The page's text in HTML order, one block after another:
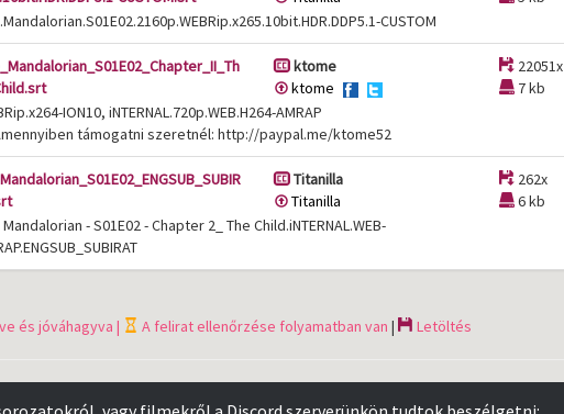
CUSTOM
ktome
ktome
22051x
7 kb
ION10, iNTERNAL.720p.WEB.H264-AMRAP
támogatni szeretnél: http://paypal.me/ktome52
Titanilla
Titanilla
262x
6 kb
- S01E02 - Chapter 2_ The Child.iNTERNAL.WEB-
és jóváhagyva | A felirat ellenőrzése folyamatban van | Letöltés